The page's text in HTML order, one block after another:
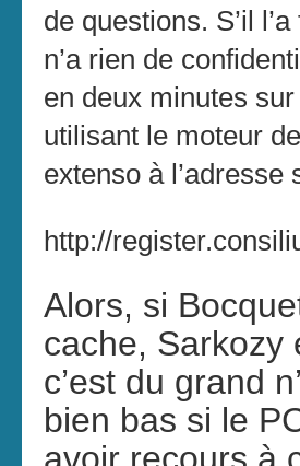
de questions. S’il
n’a rien de
en deux minutes
utilisant le moteur
extenso à l’adresse
http://
Alors, si
cache, Sarkozy
c’est du grand
bien bas si le